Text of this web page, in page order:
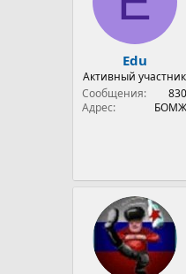
Edu
Активный участник
Сообщения
830
Адрес
БОМЖ